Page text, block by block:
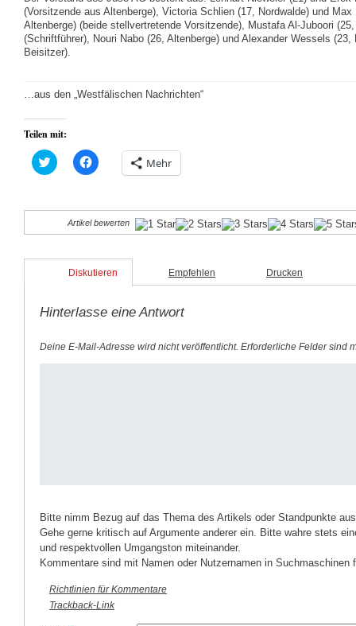
(Vorsitzende aus Altenberge), Victoria Schlien (17, Nordwalde) und Max
Altenberge) (beide stellvertretende Vorsitzende), Mustafa Al-Juboori
(Schriftführer), Nouri Nabo (26, Altenberge) und Alexander Wessels (23,
Beisitzer).
…aus den „Westfälischen Nachrichten“
Teilen mit:
Klick,
um
teilen
(Wird
in
geöffnet)
Klick,
um
teilen
(Wird
in
geöffnet)
Mehr
Artikel bewerten
Diskutieren Empfehlen Drucken
Hinterlasse eine Antwort
Deine E-Mail-Adresse wird nicht veröffentlicht. Erforderliche Felder sind
Bitte nimm Bezug auf das Thema des Artikels oder Standpunkte
Gehe gerne kritisch auf Argumente anderer ein. Bitte wahre stets
und respektvollen Umgangston miteinander.
Kommentare sind mit Namen oder Nutzernamen in Suchmaschinen
Richtlinien für Kommentare
Trackback-Link